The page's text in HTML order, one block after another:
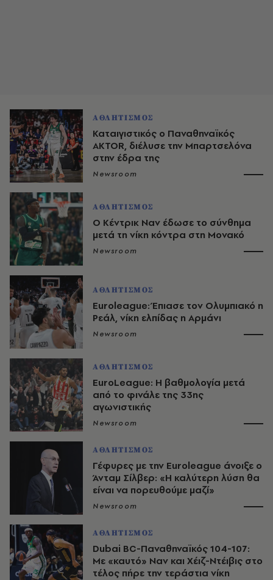
ΑΘΛΗΤΙΣΜΟΣ
Καταιγιστικός ο Παναθηναϊκός
AKTOR, διέλυσε την Μπαρτσελόνα
στην έδρα της
Newsroom
ΑΘΛΗΤΙΣΜΟΣ
Ο Κέντρικ Ναν έδωσε το σύνθημα
μετά τη νίκη κόντρα στη Μονακό
Newsroom
ΑΘΛΗΤΙΣΜΟΣ
Euroleague: Έπιασε τον Ολυμπιακό η
Ρεάλ, νίκη ελπίδας η Αρμάνι
Newsroom
ΑΘΛΗΤΙΣΜΟΣ
EuroLeague: Η βαθμολογία μετά
από το φινάλε της 33ης
αγωνιστικής
Newsroom
ΑΘΛΗΤΙΣΜΟΣ
Γέφυρες με την Euroleague άνοιξε ο
Άνταμ Σίλβερ: «Η καλύτερη λύση θα
είναι να πορευθούμε μαζί»
Newsroom
ΑΘΛΗΤΙΣΜΟΣ
Dubai BC-Παναθηναϊκός 104-107:
Με «καυτό» Ναν και Χέιζ-Ντέιβις στο
τέλος πήρε την τεράστια νίκη